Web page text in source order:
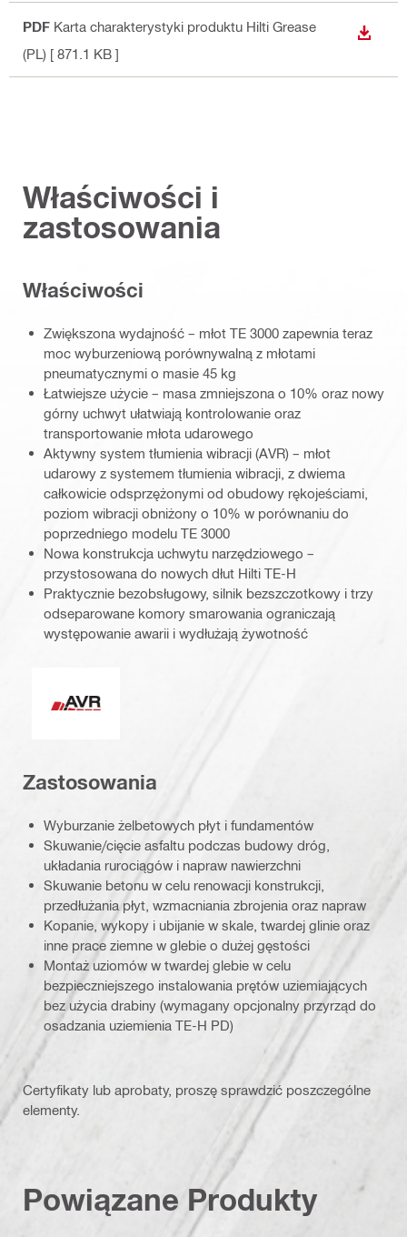
PDF Karta charakterystyki produktu Hilti Grease
(PL) [ 871.1 KB ]
Właściwości i
zastosowania
Właściwości
Zwiększona wydajność – młot TE 3000 zapewnia teraz
moc wyburzeniową porównywalną z młotami
pneumatycznymi o masie 45 kg
Łatwiejsze użycie – masa zmniejszona o 10% oraz nowy
górny uchwyt ułatwiają kontrolowanie oraz
transportowanie młota udarowego
Aktywny system tłumienia wibracji (AVR) – młot
udarowy z systemem tłumienia wibracji, z dwiema
całkowicie odsprzężonymi od obudowy rękojeściami,
poziom wibracji obniżony o 10% w porównaniu do
poprzedniego modelu TE 3000
Nowa konstrukcja uchwytu narzędziowego –
przystosowana do nowych dłut Hilti TE-H
Praktycznie bezobsługowy, silnik bezszczotkowy i trzy
odseparowane komory smarowania ograniczają
występowanie awarii i wydłużają żywotność
Zastosowania
Wyburzanie żelbetowych płyt i fundamentów
Skuwanie/cięcie asfaltu podczas budowy dróg,
układania rurociągów i napraw nawierzchni
Skuwanie betonu w celu renowacji konstrukcji,
przedłużania płyt, wzmacniania zbrojenia oraz napraw
Kopanie, wykopy i ubijanie w skale, twardej glinie oraz
inne prace ziemne w glebie o dużej gęstości
Montaż uziomów w twardej glebie w celu
bezpieczniejszego instalowania prętów uziemiających
bez użycia drabiny (wymagany opcjonalny przyrząd do
osadzania uziemienia TE-H PD)
Certyfikaty lub aprobaty, proszę sprawdzić poszczególne
elementy.
Powiązane Produkty